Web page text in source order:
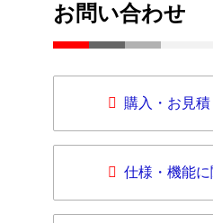
お問い合わせ
購入・お見
仕様・機能